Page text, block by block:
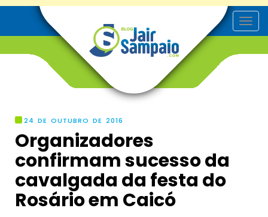
T
o
24 DE OUTUBRO DE 2016
Organizadores
confirmam sucesso da
cavalgada da festa do
Rosário em Caicó